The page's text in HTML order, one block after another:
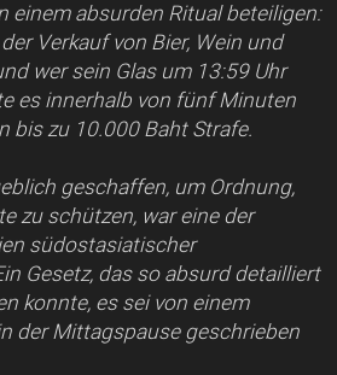
einem absurden Ritual beteiligen:
Verkauf von Bier, Wein und
wer sein Glas um 13:59 Uhr
es innerhalb von fünf Minuten
bis zu 10.000 Baht Strafe.
geschaffen, um Ordnung,
zu schützen, war eine der
südostasiatischer
Gesetz, das so absurd detailliert
konnte, es sei von einem
der Mittagspause geschrieben